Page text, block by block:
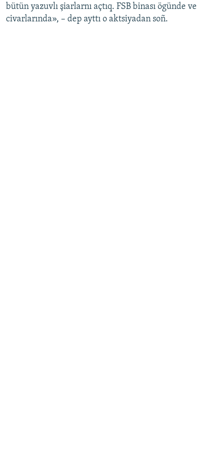
bütün yazuvlı şiarlarnı açtıq. FSB binası ögünde ve
civarlarında», – dep ayttı o aktsiyadan soñ.